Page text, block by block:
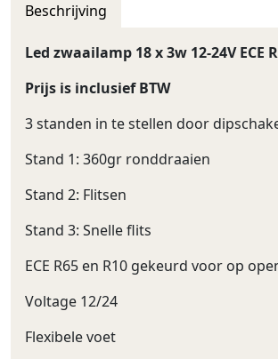
Beschrijving
Led zwaailamp 18 x 3w 12-24V ECE
Prijs is inclusief BTW
3 standen in te stellen door
Stand 1: 360gr ronddraaien
Stand 2: Flitsen
Stand 3: Snelle flits
ECE R65 en R10 gekeurd voor op
Voltage 12/24
Flexibele voet